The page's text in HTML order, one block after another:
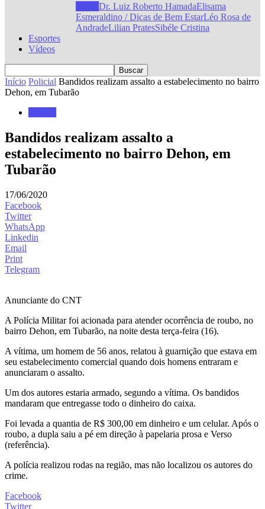
Dr. Luiz Roberto HamadaElisama
Esmeraldino / Dicas de Bem EstarLéo Rosa de
AndradeLilian PratesSibéle Cristina
Esportes
Vídeos
Início Policial Bandidos realizam assalto a estabelecimento no bairro
Dehon, em Tubarão
Bandidos realizam assalto a
estabelecimento no bairro Dehon, em
Tubarão
17/06/2020
Facebook
Twitter
WhatsApp
Linkedin
Email
Print
Telegram
Anunciante do CNT
A Polícia Militar foi acionada para atender ocorrência de roubo, no
bairro Dehon, em Tubarão, na noite desta terça-feira (16).
A vítima, um homem de 56 anos, relatou à guarnição que estava em
seu estabelecimento comercial quando dois homens entraram e
anunciaram o assalto.
Um dos autores estaria armado, segundo a vítima. Os bandidos
mandaram que entregasse todo o dinheiro do caixa.
Foi levada a quantia de R$ 300,00 em dinheiro e um celular. Após o
roubo, a dupla saiu a pé em direção à papelaria prosa e Verso
(referência).
A polícia realizou rodas na região, mas não localizou os autores do
crime.
Facebook
Twitter